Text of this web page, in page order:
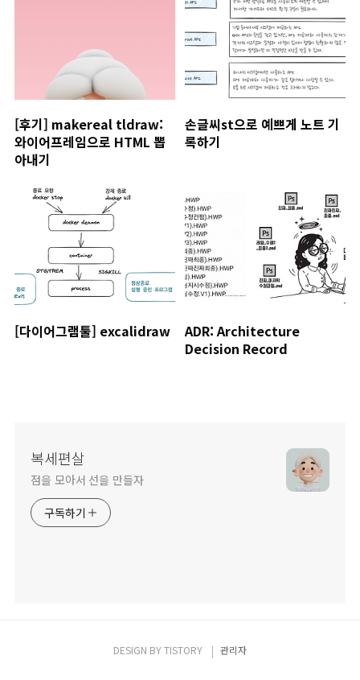
[후기] makereal tldraw:
와이어프레임으로 HTML 뽑
아내기
손글씨st으로 예쁘게 노트 기
록하기
[다이어그램툴] excalidraw
ADR: Architecture
Decision Record
복세편살
점을 모아서 선을 만들자
구독하기
DESIGN BYTISTORY 관리자